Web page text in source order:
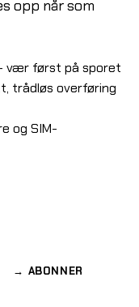
opp når som
vær først på sporet
trådløs overføring
og SIM-
→ ABONNER